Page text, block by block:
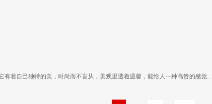
着自己独特的美，时尚而不盲从，美观里透着温馨，能给人一种高贵的感觉...